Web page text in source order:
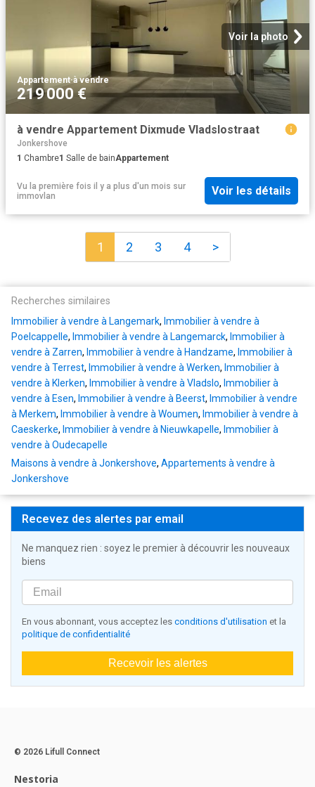
Voir la photo
Appartement·à vendre
219 000 €
à vendre Appartement Dixmude Vladslostraat
Jonkershove
1 Chambre1 Salle de bainAppartement
Vu la première fois il y a plus d'un mois sur
immovlan
Voir les détails
1 2 3 4 >
Recherches similaires
Immobilier à vendre à Langemark, Immobilier à vendre à
Poelcappelle, Immobilier à vendre à Langemarck, Immobilier à
vendre à Zarren, Immobilier à vendre à Handzame, Immobilier à
vendre à Terrest, Immobilier à vendre à Werken, Immobilier à
vendre à Klerken, Immobilier à vendre à Vladslo, Immobilier à
vendre à Esen, Immobilier à vendre à Beerst, Immobilier à vendre
à Merkem, Immobilier à vendre à Woumen, Immobilier à vendre à
Caeskerke, Immobilier à vendre à Nieuwkapelle, Immobilier à
vendre à Oudecapelle
Maisons à vendre à Jonkershove, Appartements à vendre à
Jonkershove
Recevez des alertes par email
Ne manquez rien : soyez le premier à découvrir les nouveaux
biens
En vous abonnant, vous acceptez les conditions d'utilisation et la
politique de confidentialité
Recevoir les alertes
© 2026 Lifull Connect
Nestoria